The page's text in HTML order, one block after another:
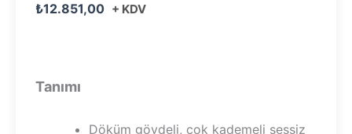
₺12.851,00 + KDV
Tanımı
Döküm gövdeli, çok kademeli sessiz